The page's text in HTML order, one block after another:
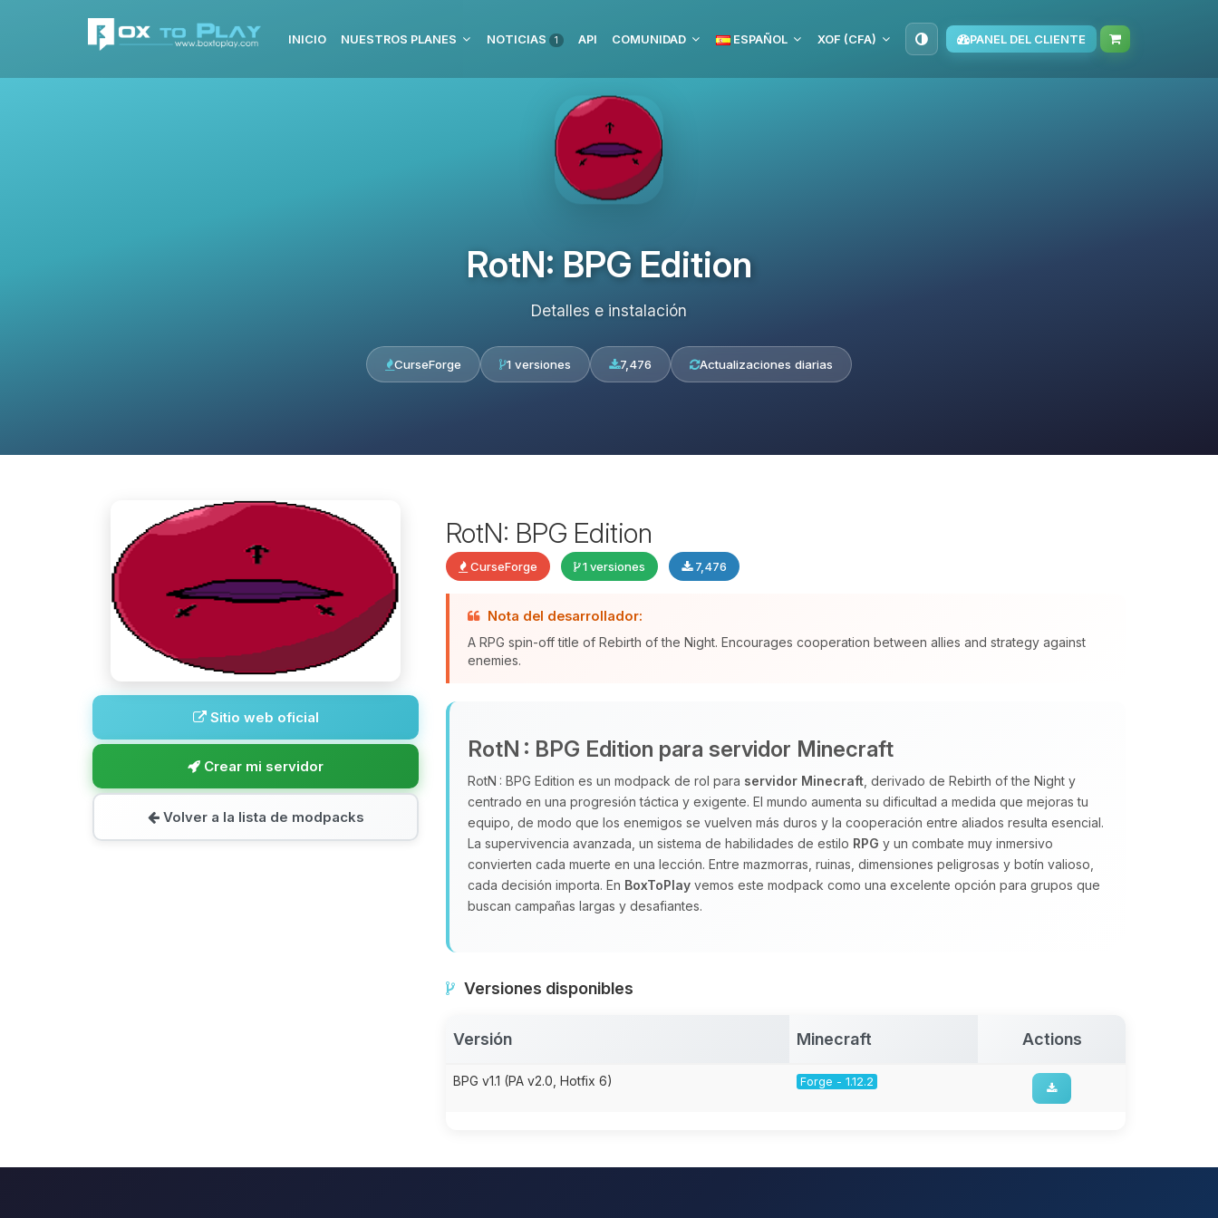
INICIO NUESTROS PLANES NOTICIAS 1 API COMUNIDAD ESPAÑOL XOF (CFA) PANEL DEL CLIENTE
RotN: BPG Edition
Detalles e instalación
CurseForge 1 versiones 7,476 Actualizaciones diarias
Sitio web oficial
Crear mi servidor
Volver a la lista de modpacks
RotN: BPG Edition
CurseForge 1 versiones 7,476
Nota del desarrollador:
A RPG spin-off title of Rebirth of the Night. Encourages cooperation between allies and strategy against
enemies.
RotN : BPG Edition para servidor Minecraft
RotN : BPG Edition es un modpack de rol para servidor Minecraft , derivado de Rebirth of the Night y
centrado en una progresión táctica y exigente. El mundo aumenta su dificultad a medida que mejoras tu
equipo, de modo que los enemigos se vuelven más duros y la cooperación entre aliados resulta esencial.
La supervivencia avanzada, un sistema de habilidades de estilo RPG y un combate muy inmersivo
convierten cada muerte en una lección. Entre mazmorras, ruinas, dimensiones peligrosas y botín valioso,
cada decisión importa. En BoxToPlay vemos este modpack como una excelente opción para grupos que
buscan campañas largas y desafiantes.
Versiones disponibles
Versión Minecraft Actions
BPG v1.1 (PA v2.0, Hotfix 6) Forge - 1.12.2